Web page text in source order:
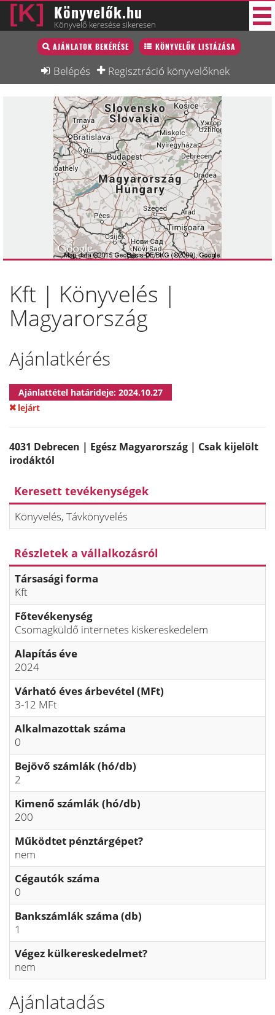
Könyvelők.hu
Könyvelő keresése sikeresen
AJÁNLATOK BEKÉRÉSE KÖNYVELŐK LISTÁZÁSA
Belépés Regisztráció könyvelőknek
Könyvelő lista
Könyvelési munkák
Képzésnaptár
Kft | Könyvelés |
Magyarország
Ajánlatkérés
Ajánlattétel határideje: 2024.10.27
lejárt
4031 Debrecen | Egész Magyarország | Csak kijelölt
irodáktól
Keresett tevékenységek
Könyvelés, Távkönyvelés
Részletek a vállalkozásról
Társasági forma
Kft
Főtevékenység
Csomagküldő internetes kiskereskedelem
Alapítás éve
2024
Várható éves árbevétel (MFt)
3-12 MFt
Alkalmazottak száma
0
Bejövő számlák (hó/db)
2
Kimenő számlák (hó/db)
200
Működtet pénztárgépet?
nem
Cégautók száma
0
Bankszámlák száma (db)
1
Végez külkereskedelmet?
nem
Ajánlatadás